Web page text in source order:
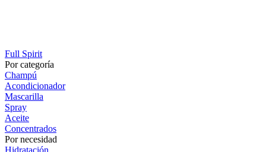
Full Spirit
Por categoría
Champú
Acondicionador
Mascarilla
Spray
Aceite
Concentrados
Por necesidad
Hidratación